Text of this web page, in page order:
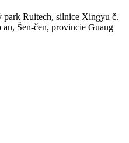
park Ruitech, silnice Xingyu č.
Šen-čen, provincie Guang